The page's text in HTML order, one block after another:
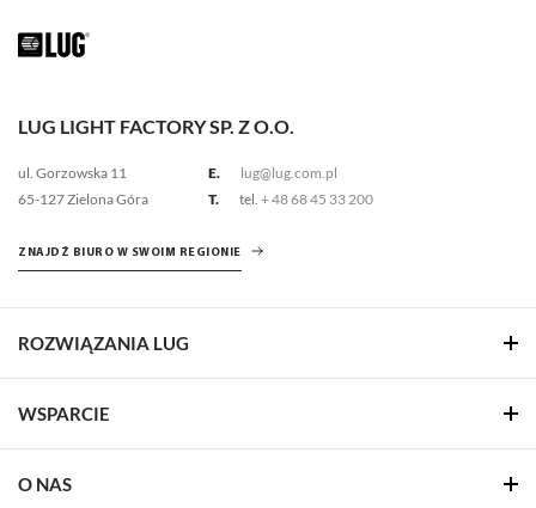
LUG LIGHT FACTORY SP. Z O.O.
ul. Gorzowska 11
65-127 Zielona Góra
E.
lug@lug.com.pl
T.
tel. + 48 68 45 33 200
ZNAJDŹ BIURO W SWOIM REGIONIE
ROZWIĄZANIA LUG
WSPARCIE
O NAS